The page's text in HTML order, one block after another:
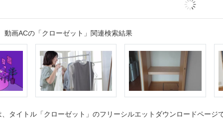
動画ACの「クローゼット」関連検索結果
タイトル「クローゼット」のフリーシルエットダウンロードペー